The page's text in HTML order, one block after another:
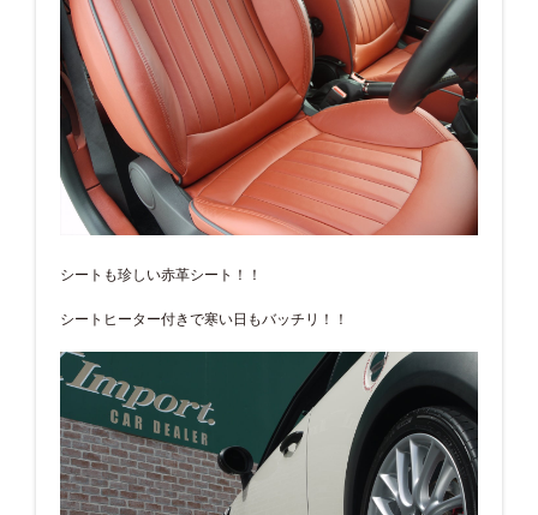
シートも珍しい赤革シート！！
シートヒーター付きで寒い日もバッチリ！！